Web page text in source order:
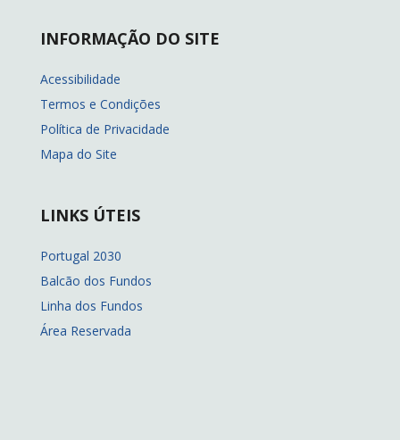
INFORMAÇÃO DO SITE
Acessibilidade
Termos e Condições
Política de Privacidade
Mapa do Site
LINKS ÚTEIS
Portugal 2030
Balcão dos Fundos
Linha dos Fundos
Área Reservada